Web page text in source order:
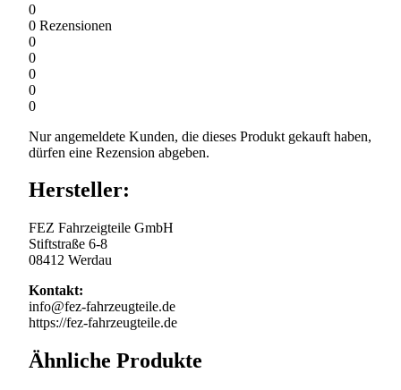
0
0 Rezensionen
0
0
0
0
0
Nur angemeldete Kunden, die dieses Produkt gekauft haben,
dürfen eine Rezension abgeben.
Hersteller:
FEZ Fahrzeigteile GmbH
Stiftstraße 6-8
08412 Werdau
Kontakt:
info@fez-fahrzeugteile.de
https://fez-fahrzeugteile.de
Ähnliche Produkte